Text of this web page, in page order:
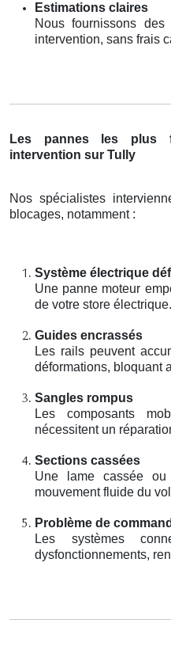
Estimations claires
Nous fournissons
intervention, sans frais
Les pannes les plus
intervention sur Tully
Nos spécialistes
blocages, notamment :
Système électrique
Une panne moteur
de votre store électrique.
Guides encrassés
Les rails peuvent
déformations, bloquant
Sangles rompus
Les composants
nécessitent un
Sections cassées
Une lame cassée
mouvement fluide du
Problème de
Les systèmes
dysfonctionnements,